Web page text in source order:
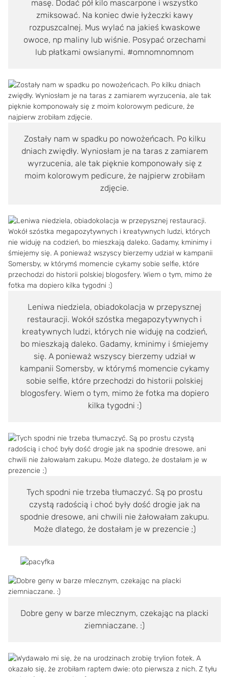
masę. Dodać pół kilo mascarpone i wszystko
zmiksować. Na koniec dwie łyżeczki kawy
rozpuszcalnej. Mus wylać na jakieś kwaskowe
owoce, np maliny lub wiśnie. Posypać orzechami
lub płatkami owsianymi. #omnomnomnom
Zostały nam w spadku po nowożeńcach. Po kilku
dniach zwiędły. Wyniosłam je na taras z zamiarem
wyrzucenia, ale tak pięknie komponowały się z
moim kolorowym pedicure, że najpierw zrobiłam
zdjęcie.
Leniwa niedziela, obiadokolacja w przepysznej
restauracji. Wokół szóstka megapozytywnych i
kreatywnych ludzi, których nie widuję na codzień,
bo mieszkają daleko. Gadamy, kminimy i śmiejemy
się. A ponieważ wszyscy bierzemy udział w
kampanii Somersby, w którymś momencie cykamy
sobie selfie, które przechodzi do historii polskiej
blogosfery. Wiem o tym, mimo że fotka ma dopiero
kilka tygodni :)
Tych spodni nie trzeba tłumaczyć. Są po prostu
czystą radością i choć były dość drogie jak na
spodnie dresowe, ani chwili nie żałowałam zakupu.
Może dlatego, że dostałam je w prezencie ;)
Dobre geny w barze mlecznym, czekając na placki
ziemniaczane. :)